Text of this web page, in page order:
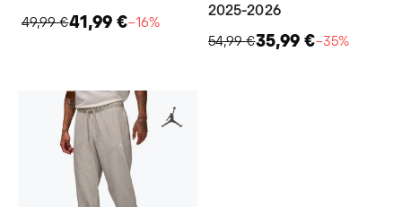
49,99 €41,99 €−16%
2025-2026
54,99 €35,99 €−35%